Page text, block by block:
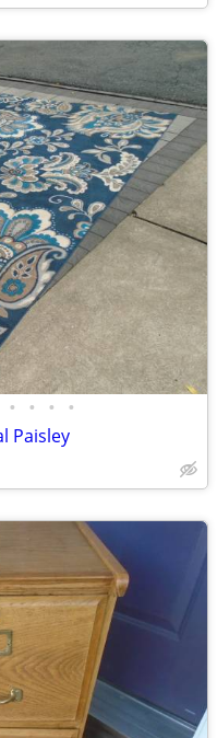
• • • •
Paisley